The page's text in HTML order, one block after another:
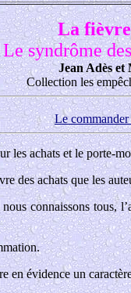
La fièvre
Le syndrôme
Jean Adès
Collection les
Le
les achats et le porte-
des achats que les
connaissons tous,
en évidence un